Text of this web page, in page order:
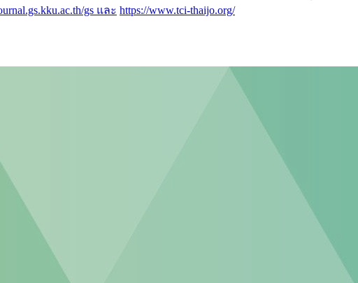
gs และ https://www.tci-thaijo.org/